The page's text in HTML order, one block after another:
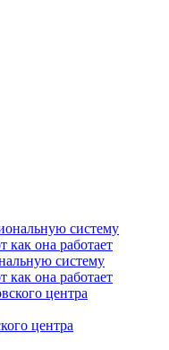
систему
она работает
центра